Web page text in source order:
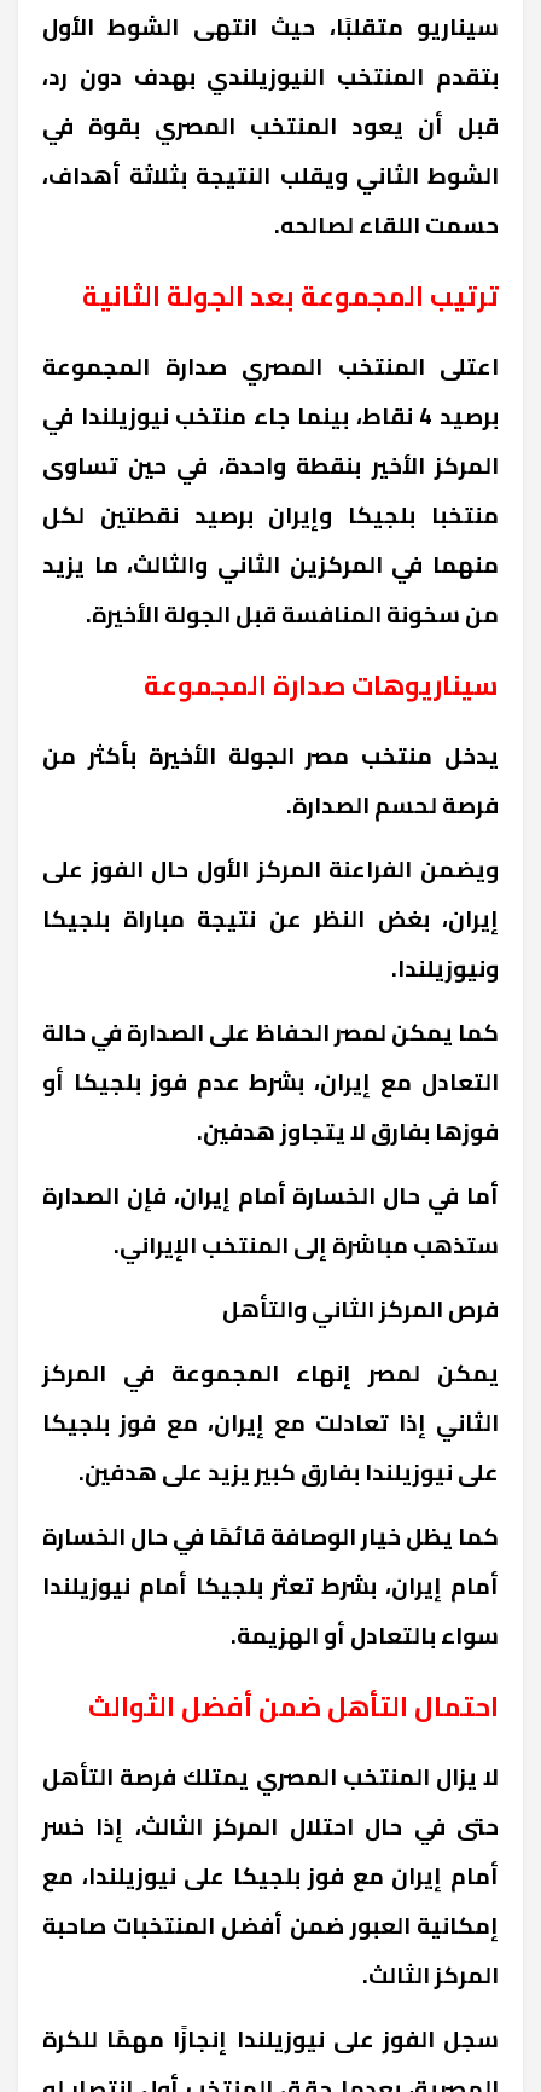
سيناريو متقلبًا، حيث انتهى الشوط الأول
بتقدم المنتخب النيوزيلندي بهدف دون رد،
قبل أن يعود المنتخب المصري بقوة في
الشوط الثاني ويقلب النتيجة بثلاثة أهداف،
حسمت اللقاء لصالحه.
ترتيب المجموعة بعد الجولة الثانية
اعتلى المنتخب المصري صدارة المجموعة
برصيد 4 نقاط، بينما جاء منتخب نيوزيلندا في
المركز الأخير بنقطة واحدة، في حين تساوى
منتخبا بلجيكا وإيران برصيد نقطتين لكل
منهما في المركزين الثاني والثالث، ما يزيد
من سخونة المنافسة قبل الجولة الأخيرة.
سيناريوهات صدارة المجموعة
يدخل منتخب مصر الجولة الأخيرة بأكثر من
فرصة لحسم الصدارة.
ويضمن الفراعنة المركز الأول حال الفوز على
إيران، بغض النظر عن نتيجة مباراة بلجيكا
ونيوزيلندا.
كما يمكن لمصر الحفاظ على الصدارة في حالة
التعادل مع إيران، بشرط عدم فوز بلجيكا أو
فوزها بفارق لا يتجاوز هدفين.
أما في حال الخسارة أمام إيران، فإن الصدارة
ستذهب مباشرة إلى المنتخب الإيراني.
فرص المركز الثاني والتأهل
يمكن لمصر إنهاء المجموعة في المركز
الثاني إذا تعادلت مع إيران، مع فوز بلجيكا
على نيوزيلندا بفارق كبير يزيد على هدفين.
كما يظل خيار الوصافة قائمًا في حال الخسارة
أمام إيران، بشرط تعثر بلجيكا أمام نيوزيلندا
سواء بالتعادل أو الهزيمة.
احتمال التأهل ضمن أفضل الثوالث
لا يزال المنتخب المصري يمتلك فرصة التأهل
حتى في حال احتلال المركز الثالث، إذا خسر
أمام إيران مع فوز بلجيكا على نيوزيلندا، مع
إمكانية العبور ضمن أفضل المنتخبات صاحبة
المركز الثالث.
سجل الفوز على نيوزيلندا إنجازًا مهمًا للكرة